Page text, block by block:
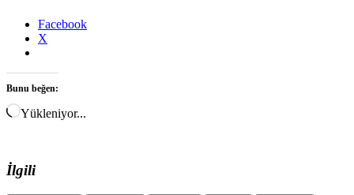
Facebook
X
Bunu beğen:
Yükleniyor...
İlgili